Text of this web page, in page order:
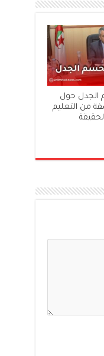
الجدل حول
من التعليم